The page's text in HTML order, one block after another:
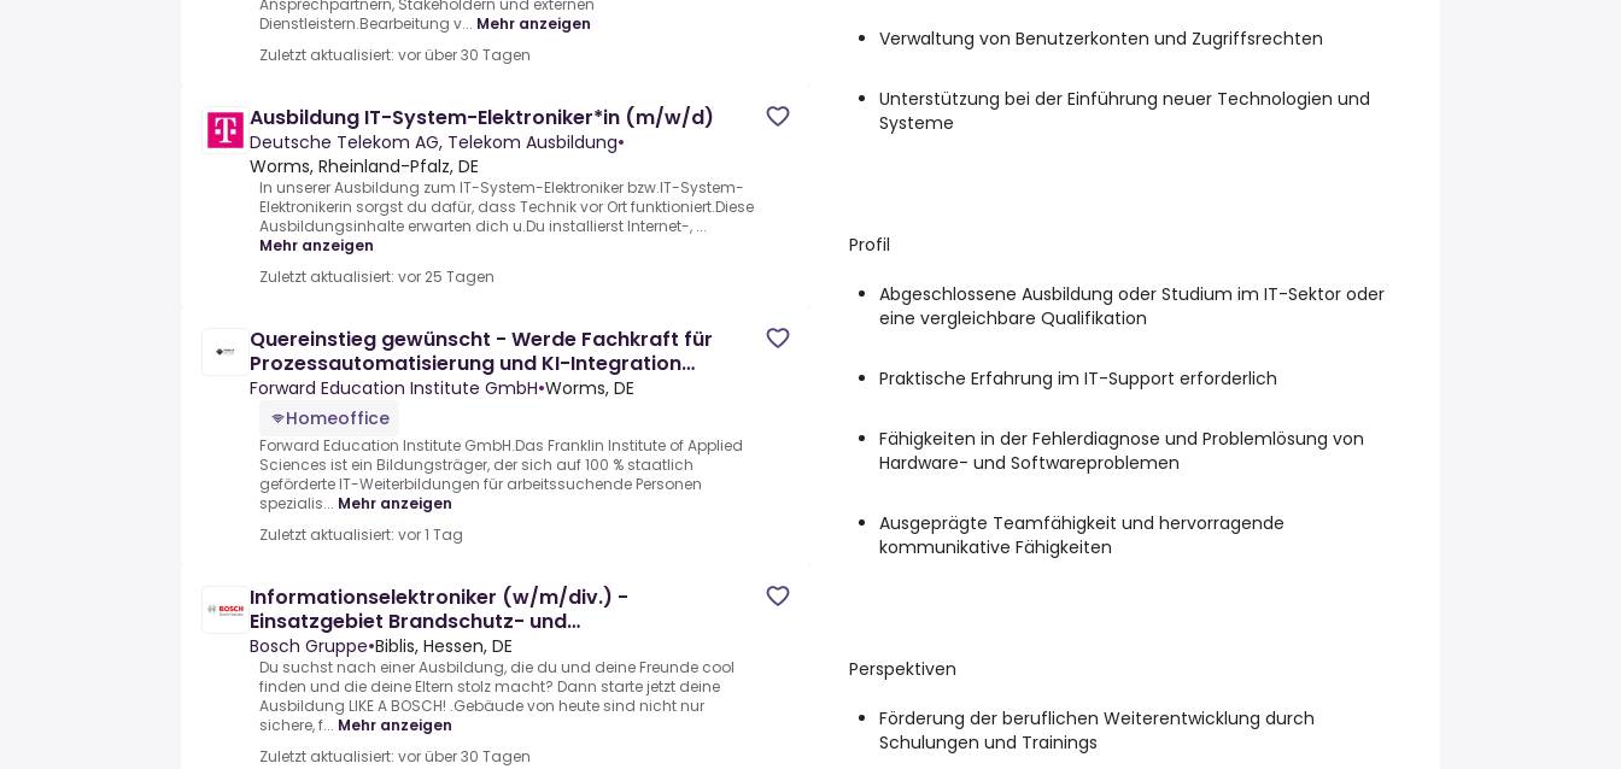
Ansprechpartnern, Stakeholdern und externen
Dienstleistern.Bearbeitung v... Mehr anzeigen
Zuletzt aktualisiert: vor über 30 Tagen
Ausbildung IT-System-Elektroniker*in (m/w/d)
Deutsche Telekom AG, Telekom Ausbildung•
Worms, Rheinland-Pfalz, DE
In unserer Ausbildung zum IT-System-Elektroniker bzw.IT-System-
Elektronikerin sorgst du dafür, dass Technik vor Ort funktioniert.Diese
Ausbildungsinhalte erwarten dich u.Du installierst Internet-, ...
Mehr anzeigen
Zuletzt aktualisiert: vor 25 Tagen
Quereinstieg gewünscht - Werde Fachkraft für
Prozessautomatisierung und KI-Integration
(m/w/d) -
Forward Education Institute GmbH•Worms, DE
Homeoffice
Forward Education Institute GmbH.Das Franklin Institute of Applied
Sciences ist ein Bildungsträger, der sich auf 100 % staatlich
geförderte IT-Weiterbildungen für arbeitssuchende Personen
spezialis... Mehr anzeigen
Zuletzt aktualisiert: vor 1 Tag
Informationselektroniker (w/m/div.) -
Einsatzgebiet Brandschutz- und
Gefahrenmeldeanlagen 2027
Bosch Gruppe•Biblis, Hessen, DE
Du suchst nach einer Ausbildung, die du und deine Freunde cool
finden und die deine Eltern stolz macht? Dann starte jetzt deine
Ausbildung LIKE A BOSCH! .Gebäude von heute sind nicht nur
sichere, f... Mehr anzeigen
Zuletzt aktualisiert: vor über 30 Tagen
Verwaltung von Benutzerkonten und Zugriffsrechten
Unterstützung bei der Einführung neuer Technologien und
Systeme
Profil
Abgeschlossene Ausbildung oder Studium im IT-Sektor oder
eine vergleichbare Qualifikation
Praktische Erfahrung im IT-Support erforderlich
Fähigkeiten in der Fehlerdiagnose und Problemlösung von
Hardware- und Softwareproblemen
Ausgeprägte Teamfähigkeit und hervorragende
kommunikative Fähigkeiten
Perspektiven
Förderung der beruflichen Weiterentwicklung durch
Schulungen und Trainings